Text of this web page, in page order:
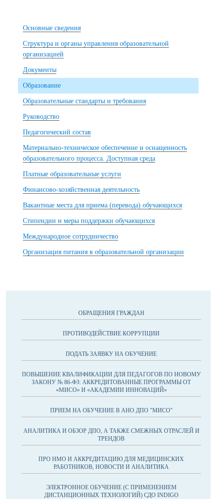
Основные сведения
Структура и органы управления образовательной
организацией
Документы
Образование
Образовательные стандарты и требования
Руководство
Педагогический состав
Материально-техническое обеспечение и оснащенность
образовательного процесса. Доступная среда
Платные образовательные услуги
Финансово-хозяйственная деятельность
Вакантные места для приема (перевода) обучающихся
Стипендии и меры поддержки обучающихся
Международное сотрудничество
Организация питания в образовательной организации
ОБРАЩЕНИЯ ГРАЖДАН
ПРОТИВОДЕЙСТВИЕ КОРРУПЦИИ
ПОДАТЬ ЗАЯВКУ НА ОБУЧЕНИЕ
ПОВЫШЕНИЕ КВАЛИФИКАЦИИ ДЛЯ ПЕДАГОГОВ ПО НОВОМУ
ЗАКОНУ № 86-ФЗ: АККРЕДИТОВАННЫЕ ПРОГРАММЫ ОТ
«МИСО» И «АКАДЕМИИ ИННОВАЦИЙ»
ПРИЕМ НА ОБУЧЕНИЕ В АНО ДПО "МИСО"
АНАЛИТИКА И ОБЗОР ДПО, А ТАКЖЕ СМЕЖНЫХ ОТРАСЛЕЙ И
ТРЕНДОВ
ПРО НМО И АККРЕДИТАЦИЮ ДЛЯ МЕДИЦИНСКИХ
РАБОТНИКОВ, НОВОСТИ И АНАЛИТИКА
ЭЛЕКТРОННОЕ ОБУЧЕНИЕ (С ПРИМЕНЕНИЕМ
ДИСТАНЦИОННЫХ ТЕХНОЛОГИЙ) СДО INDIGO